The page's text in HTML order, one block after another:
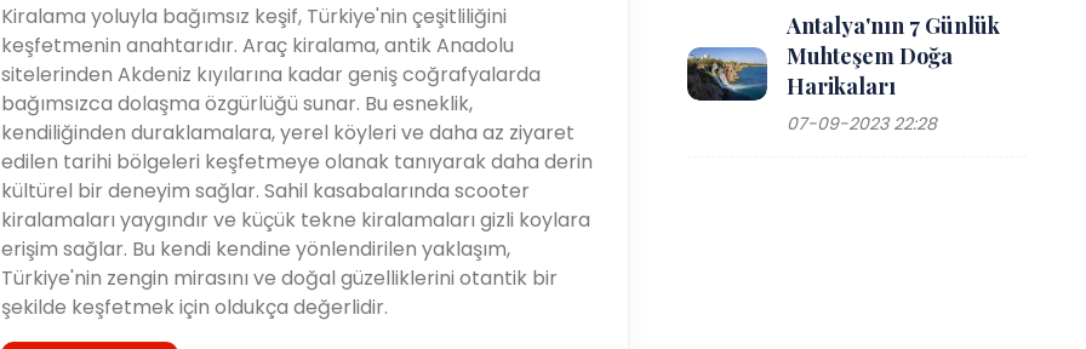
Kiralama yoluyla bağımsız keşif, Türkiye'nin çeşitliliğini
keşfetmenin anahtarıdır. Araç kiralama, antik Anadolu
sitelerinden Akdeniz kıyılarına kadar geniş coğrafyalarda
bağımsızca dolaşma özgürlüğü sunar. Bu esneklik,
kendiliğinden duraklamalara, yerel köyleri ve daha az ziyaret
edilen tarihi bölgeleri keşfetmeye olanak tanıyarak daha derin
kültürel bir deneyim sağlar. Sahil kasabalarında scooter
kiralamaları yaygındır ve küçük tekne kiralamaları gizli koylara
erişim sağlar. Bu kendi kendine yönlendirilen yaklaşım,
Türkiye'nin zengin mirasını ve doğal güzelliklerini otantik bir
şekilde keşfetmek için oldukça değerlidir.
Antalya'nın 7 Günlük
Muhteşem Doğa
Harikaları
07-09-2023 22:28